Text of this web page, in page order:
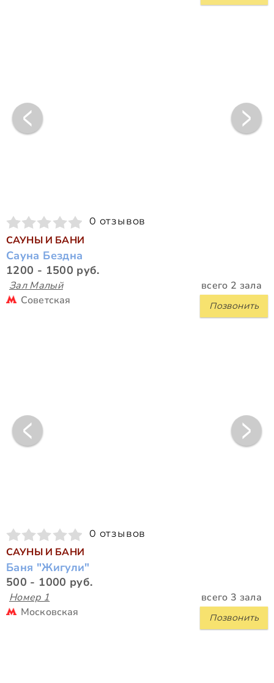
0 отзывов
САУНЫ И БАНИ
Сауна Бездна
1200 - 1500 руб.
Зал Малый всего 2 зала
Позвонить
Советская
0 отзывов
САУНЫ И БАНИ
Баня "Жигули"
500 - 1000 руб.
Номер 1 всего 3 зала
Позвонить
Московская